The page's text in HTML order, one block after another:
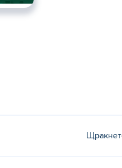
Funny Cooking Camp.